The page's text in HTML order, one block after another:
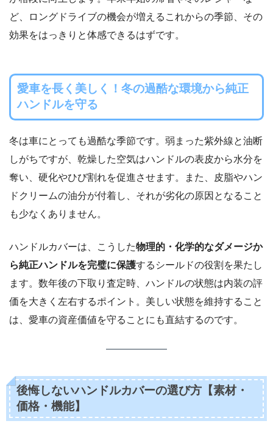
ど、ロングドライブの機会が増えるこれからの季節、その
効果をはっきりと体感できるはずです。
愛車を長く美しく！冬の過酷な環境から純正
ハンドルを守る
冬は車にとっても過酷な季節です。弱まった紫外線と油断
しがちですが、乾燥した空気はハンドルの表皮から水分を
奪い、硬化やひび割れを促進させます。また、皮脂やハン
ドクリームの油分が付着し、それが劣化の原因となること
も少なくありません。
ハンドルカバーは、こうした物理的・化学的なダメージか
ら純正ハンドルを完璧に保護するシールドの役割を果たし
ます。数年後の下取り査定時、ハンドルの状態は内装の評
価を大きく左右するポイント。美しい状態を維持すること
は、愛車の資産価値を守ることにも直結するのです。
後悔しないハンドルカバーの選び方【素材・
価格・機能】